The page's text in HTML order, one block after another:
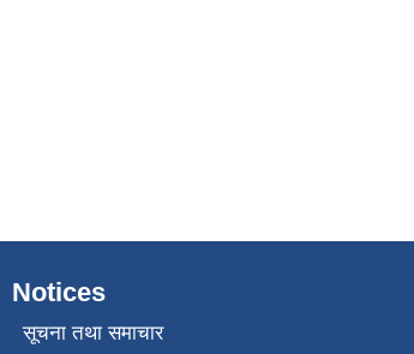
Notices
सूचना तथा समाचार